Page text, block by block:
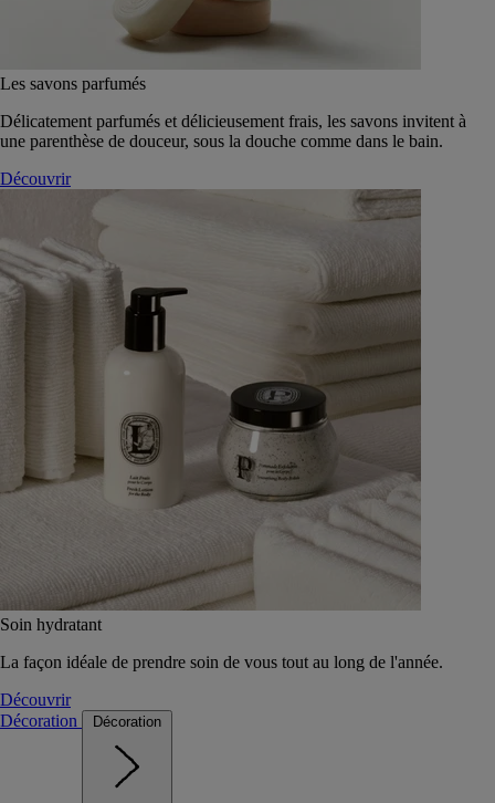
Les savons parfumés
Délicatement parfumés et délicieusement frais, les savons invitent à
une parenthèse de douceur, sous la douche comme dans le bain.
Découvrir
Soin hydratant
La façon idéale de prendre soin de vous tout au long de l'année.
Découvrir
Décoration
Décoration